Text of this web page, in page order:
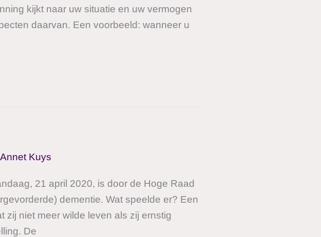
kijkt naar uw situatie en uw vermogen
daarvan. Een voorbeeld: wanneer u
Annet Kuys
21 april 2020, is door de Hoge Raad
dementie. Wat speelde er? Een
zij niet meer wilde leven als zij ernstig
De